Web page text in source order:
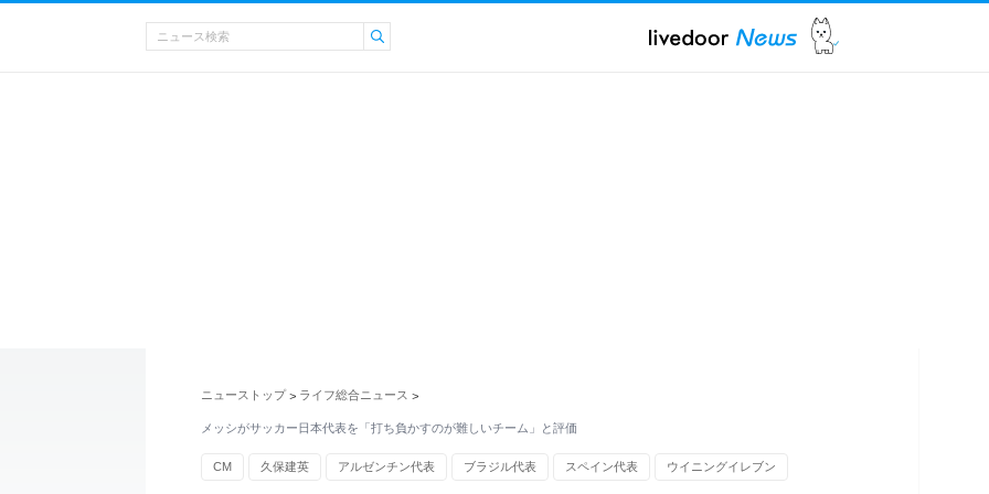
ニューストップ > ライフ総合ニュース >
メッシがサッカー日本代表を「打ち負かすのが難しいチーム」と評価
CM 久保建英 アルゼンチン代表 ブラジル代表 スペイン代表 ウイニングイレブン